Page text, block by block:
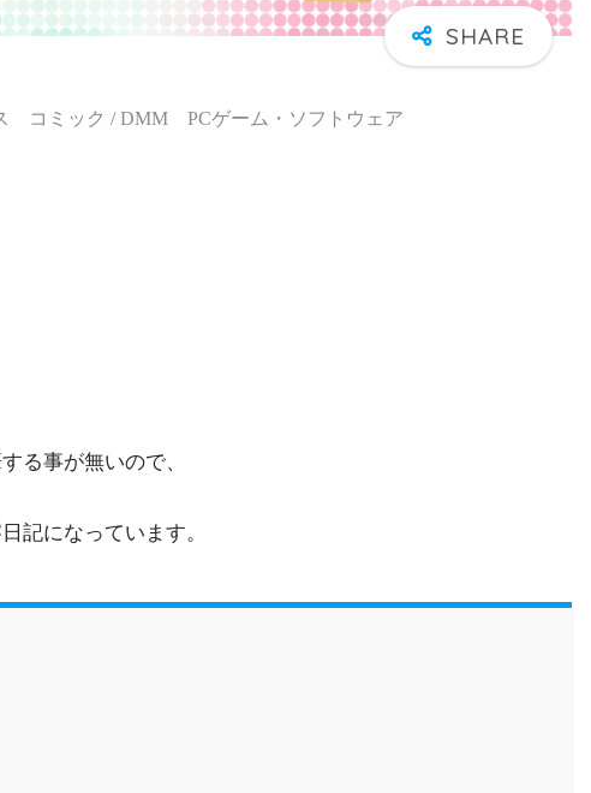
コミック / DMM PCゲーム・ソフトウェア
る事が無いので、
記になっています。